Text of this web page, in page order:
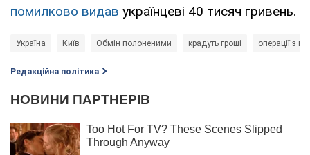
помилково видав українцеві 40 тисяч гривень.
Україна Київ Обмін полоненими крадуть гроші операції з
Редакційна політика